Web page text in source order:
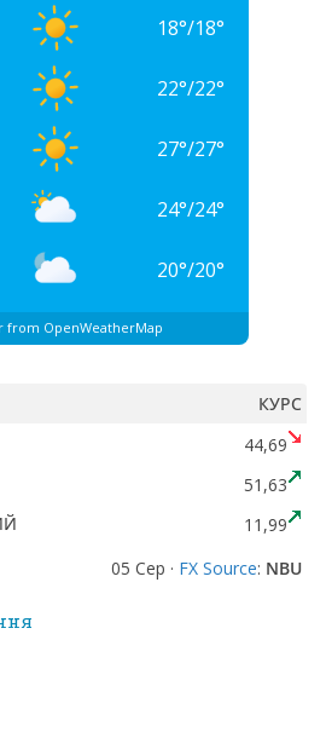
18°/18°
22°/22°
27°/27°
24°/24°
20°/20°
from OpenWeatherMap
КУРС
44,69
51,63
11,99
05 Сер · FX Source: NBU